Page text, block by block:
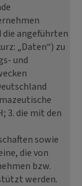
die angeführten
„Daten“) zu
und
3. die mit den
sowie
die von
bzw.
werden.